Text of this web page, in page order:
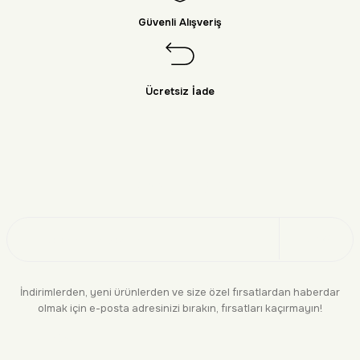
Güvenli Alışveriş
Ücretsiz İade
İndirimlerden, yeni ürünlerden ve size özel fırsatlardan haberdar
olmak için e-posta adresinizi bırakın, fırsatları kaçırmayın!